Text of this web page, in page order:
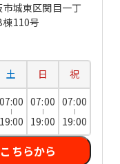
城東区関目一丁
110号
土 日
祝
07:00
19:00
07:00
19:00
07:00
19:00
ちらから